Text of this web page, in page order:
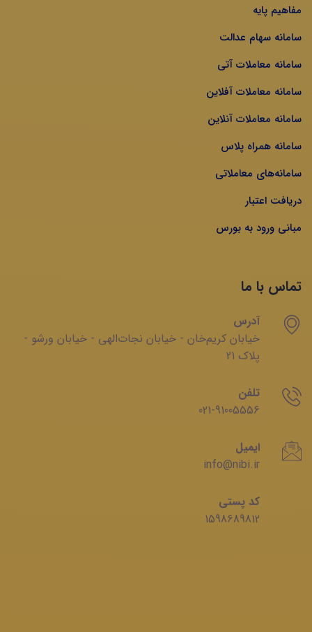
مفاهیم پایه
سامانه سهام عدالت
سامانه معاملات آتی
سامانه معاملات آفلاین
سامانه معاملات آنلاین
سامانه همراه پلاس
سامانه‌های معاملاتی
دریافت اعتبار
مبانی ورود به بورس
تماس با ما
آدرس
خیابان‌ کریم‌‌خان - خیابان ‌نجات‌الهی - خیابان ‌ورشو -
پلاک 21
تلفن
021-91005556
ایمیل
info@nibi.ir
کد پستی
1598689812